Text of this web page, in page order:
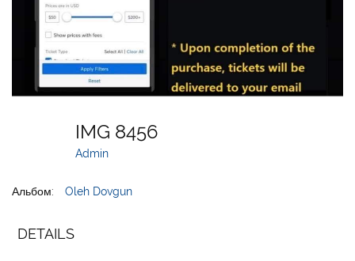
IMG 8456
Admin
Альбом: Oleh Dovgun
DETAILS